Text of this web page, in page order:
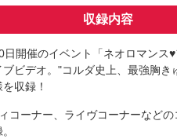
収録内容
日開催のイベント「ネオロマン
ビデオ。"コルダ史上、最強胸き
収録！
コーナー、ライヴコーナーなど